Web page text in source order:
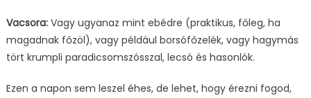
Vacsora: Vagy ugyanaz mint ebédre (praktikus, főleg, ha
magadnak főzöl), vagy például borsófőzelék, vagy hagymás
tört krumpli paradicsomszósszal, lecsó és hasonlók.
Ezen a napon sem leszel éhes, de lehet, hogy érezni fogod,